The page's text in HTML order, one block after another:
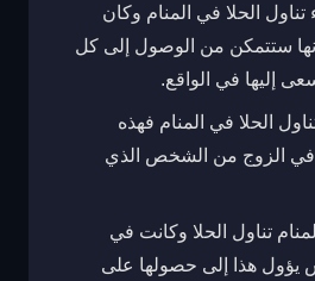
تناول الحلا في المنام وكان
ستتمكن من الوصول إلى كل
إليها في الواقع.
الحلا في المنام فهذه
في الزوج من الشخص الذي
تناول الحلا وكانت في
يؤول هذا إلى حصولها على